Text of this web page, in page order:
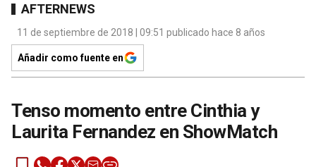
AFTERNEWS
11 de septiembre de 2018 | 09:51 publicado hace 8 años
Añadir como fuente en
Tenso momento entre Cinthia y
Laurita Fernandez en ShowMatch